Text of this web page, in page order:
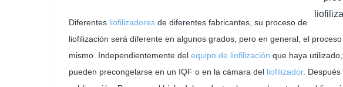
Diferentes liofilizadores de diferentes fabricantes, su proceso de
liofilización será diferente en algunos grados, pero en general, el
mismo. Independientemente del equipo de liofilización que haya
pueden precongelarse en un IQF o en la cámara del liofilizador.